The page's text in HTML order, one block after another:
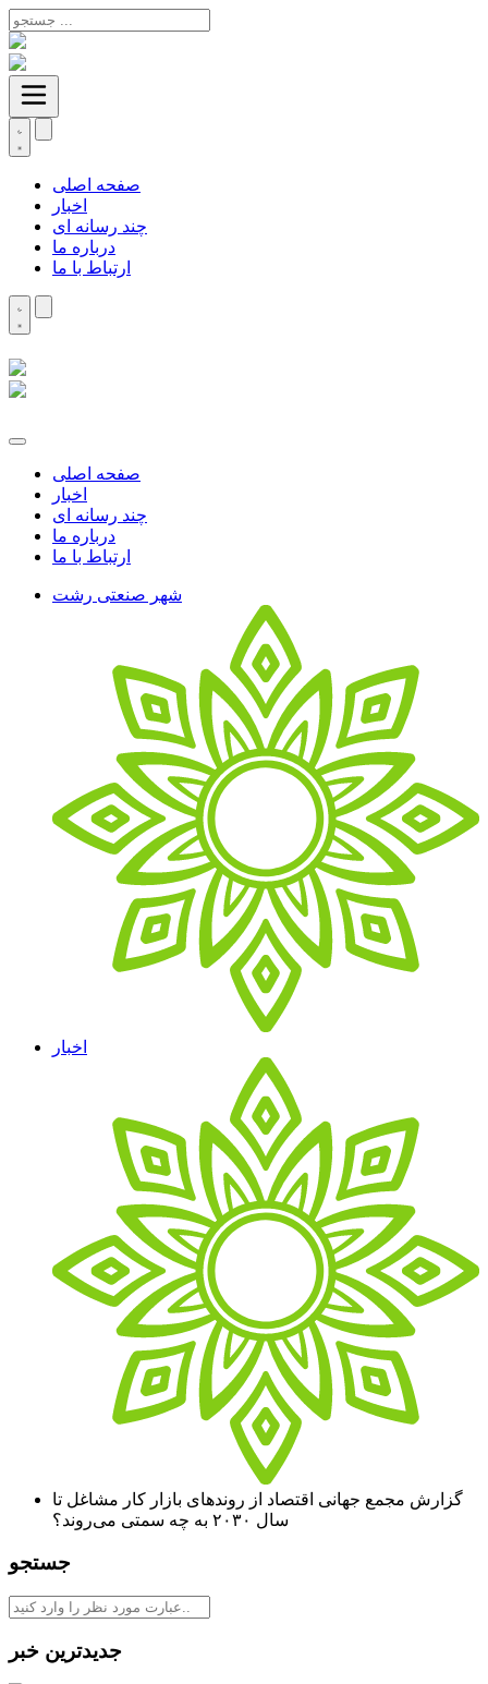
صفحه اصلی
اخبار
چند رسانه ای
درباره ما
ارتباط با ما
صفحه اصلی
اخبار
چند رسانه ای
درباره ما
ارتباط با ما
شهر صنعتی رشت
اخبار
گزارش مجمع جهانی اقتصاد از روندهای بازار کار مشاغل تا
سال ۲۰۳۰ به چه سمتی می‏‏‌روند؟
جستجو
جدیدترین خبر